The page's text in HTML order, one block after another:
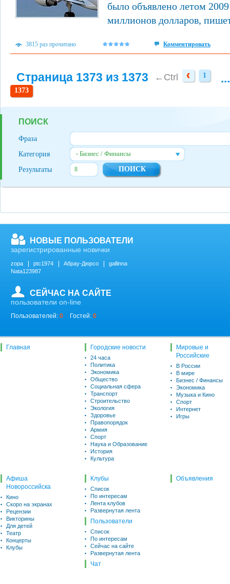
было объявлено летом 2009
миллионов долларов,
3815 раз прочитано Комментировать
Страница 1373 из 1373 ←Ctrl 1
1 ...
1373
ПОИСК
Фраза
Категория
- Бизнес / Финансы
Результаты
НОВЫЕ ПОЛЬЗОВАТЕЛИ
зарегистрированные новички
zopa ptc1974 Абрау-Дюрсо
gallinna
Nata123987
СЕЙЧАС НА САЙТЕ
пользователи on-line
Пользователей: 0 Гостей: 0
Главная Городские новости
24 часа
Политика
Экономика
Общество
Социальная сфера
Транспорт
Строительство
Экология
Здоровье
Правопорядок
Армия
Спорт
Наука и Образование
История
Культура
Мировые и
Российские
В России
В мире
Бизнес / Финансы
Экономика
Музыка и Кино
Спорт
Интернет
Игры
Афиша
Новороссийска
Кино
Скоро на экранах
Рецензии
Викторины
Для детей
Театр
Концерты
Клубы
Клубы
Список
По интересам
Лента клубов
Развернутая лента
Пользователи
Список
По интересам
Сейчас на сайте
Развернутая лента
Чат
Объявления